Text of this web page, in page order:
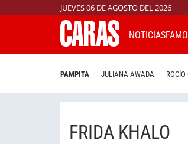
JUEVES 06 DE AGOSTO DEL 2026
NOTICIAS
PAMPITA JULIANA AWADA
FRIDA KHALO